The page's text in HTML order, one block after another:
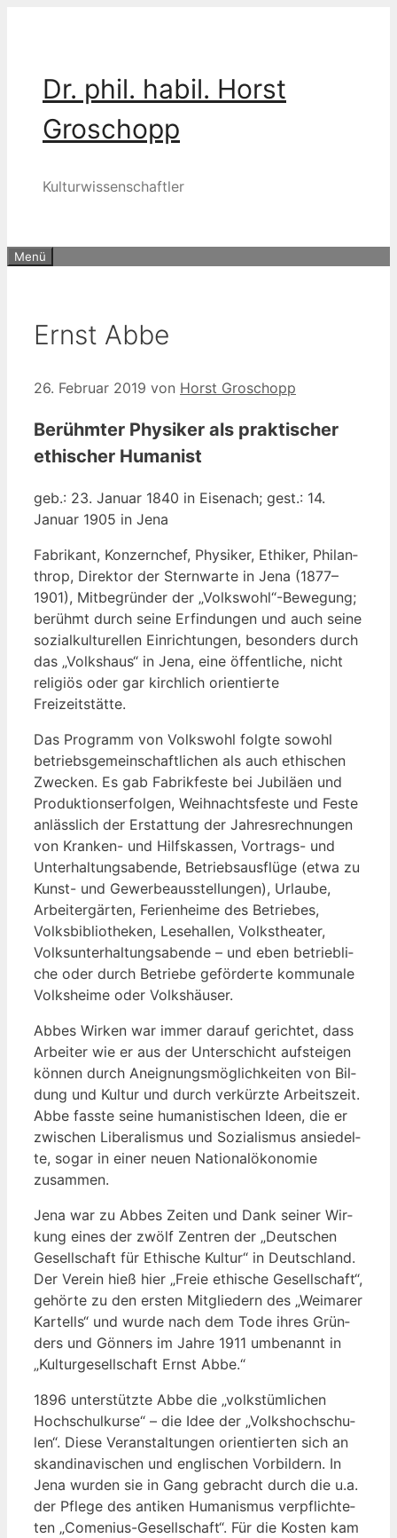
Dr. phil. habil. Horst
Groschopp
Kulturwissenschaftler
Menü
Ernst Abbe
26. Februar 2019 von Horst Groschopp
Berühmter Physiker als praktischer
ethischer Humanist
geb.: 23. Janu­ar 1840 in Eisen­ach; gest.: 14.
Janu­ar 1905 in Jena
Fabri­kant, Kon­zern­chef, Phy­si­ker, Ethi­ker, Phil­an­
throp, Direk­tor der Stern­war­te in Jena (1877–
1901), Mit­be­grün­der der „Volkswohl“-Bewegung;
berühmt durch sei­ne Erfin­dun­gen und auch sei­ne
sozi­al­kul­tu­rel­len Ein­rich­tun­gen, beson­ders durch
das „Volks­haus“ in Jena, eine öffent­li­che, nicht
reli­gi­ös oder gar kirch­lich ori­en­tier­te
Freizeitstätte.
Das Pro­gramm von Volks­wohl folg­te sowohl
betriebs­ge­mein­schaft­li­chen als auch ethi­schen
Zwe­cken. Es gab Fabrik­fes­te bei Jubi­lä­en und
Pro­duk­ti­ons­er­fol­gen, Weih­nachts­fes­te und Fes­te
anläss­lich der Erstat­tung der Jah­res­rech­nun­gen
von Kran­ken- und Hilfs­kas­sen, Vor­trags- und
Unter­hal­tungs­aben­de, Betriebs­aus­flü­ge (etwa zu
Kunst- und Gewer­be­aus­stel­lun­gen), Urlau­be,
Arbei­ter­gär­ten, Feri­en­hei­me des Betrie­bes,
Volks­bi­blio­the­ken, Lese­hal­len, Volks­thea­ter,
Volks­un­ter­hal­tungs­aben­de – und eben betrieb­li­
che oder durch Betrie­be geför­der­te kom­mu­na­le
Volks­hei­me oder Volkshäuser.
Abbes Wir­ken war immer dar­auf gerich­tet, dass
Arbei­ter wie er aus der Unter­schicht auf­stei­gen
kön­nen durch Aneig­nungs­mög­lich­kei­ten von Bil­
dung und Kul­tur und durch ver­kürz­te Arbeits­zeit.
Abbe fass­te sei­ne huma­nis­ti­schen Ideen, die er
zwi­schen Libe­ra­lis­mus und Sozia­lis­mus ansie­del­
te, sogar in einer neu­en Natio­nal­öko­no­mie
zusammen.
Jena war zu Abbes Zei­ten und Dank sei­ner Wir­
kung eines der zwölf Zen­tren der „Deut­schen
Gesell­schaft für Ethi­sche Kul­tur“ in Deutsch­land.
Der Ver­ein hieß hier „Freie ethi­sche Gesell­schaft“,
gehör­te zu den ers­ten Mit­glie­dern des „Wei­ma­rer
Kar­tells“ und wur­de nach dem Tode ihres Grün­
ders und Gön­ners im Jah­re 1911 umbe­nannt in
„Kul­tur­ge­sell­schaft Ernst Abbe.“
1896 unter­stütz­te Abbe die „volks­tüm­li­chen
Hoch­schul­kur­se“ – die Idee der „Volks­hoch­schu­
len“. Die­se Ver­an­stal­tun­gen ori­en­tier­ten sich an
skan­di­na­vi­schen und eng­li­schen Vor­bil­dern. In
Jena wur­den sie in Gang gebracht durch die u.a.
der Pfle­ge des anti­ken Huma­nis­mus ver­pflich­te­
ten „Come­ni­us-Gesell­schaft“. Für die Kos­ten kam